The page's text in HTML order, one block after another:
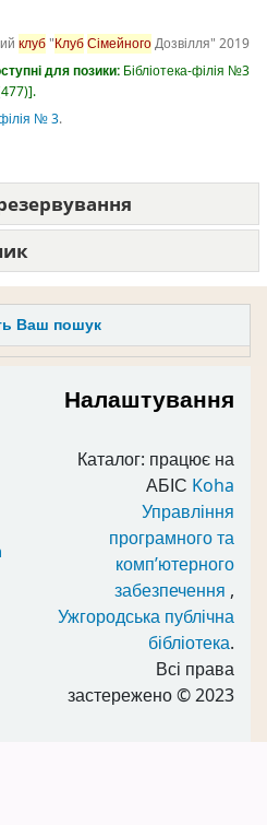
Ваш пошук
клуб"КлубСімейногоДозвілля" 2019
для позики: Бібліотека-філія №3
.
№ 3.
Налаштування
Каталог: працює на
АБІС Koha
Управління
програмного та
комп’ютерного
забезпечення ,
Ужгородська публічна
бібліотека.
Всі права
застережено© 2023